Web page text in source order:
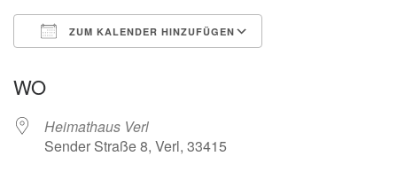
ZUM KALENDER HINZUFÜGEN
WO
Heimathaus Verl
Sender Straße 8, Verl, 33415